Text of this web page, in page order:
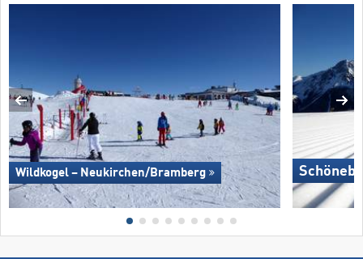
Wildkogel – Neukirchen/​Bramberg